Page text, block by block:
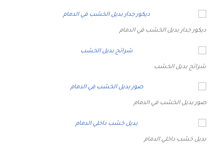
ديكور جدار بديل الخشب في الدمام
شرائح بديل الخشب
صور بديل الخشب في الدمام
بديل خشب داخلي الدمام